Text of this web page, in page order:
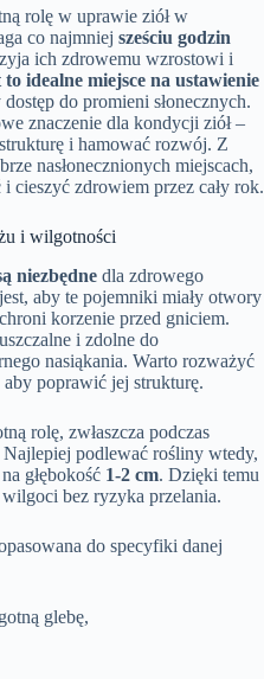
rolę w uprawie ziół w
co najmniej sześciu godzin
ich zdrowemu wzrostowi i
idealne miejsce na ustawienie
do promieni słonecznych.
znaczenie dla kondycji ziół –
i hamować rozwój. Z
nasłonecznionych miejscach,
cieszyć zdrowiem przez cały rok.
i wilgotności
niezbędne dla zdrowego
aby te pojemniki miały otwory
korzenie przed gniciem.
i zdolne do
nasiąkania. Warto rozważyć
poprawić jej strukturę.
rolę, zwłaszcza podczas
podlewać rośliny wtedy,
głębokość 1-2 cm. Dzięki temu
bez ryzyka przelania.
do specyfiki danej
glebę,